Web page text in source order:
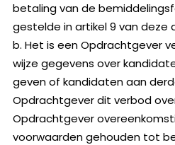
betaling van de
gestelde in artikel 9 van deze
b. Het is een Opdrachtgever
wijze gegevens over
geven of kandidaten aan
Opdrachtgever dit verbod
Opdrachtgever
voorwaarden gehouden tot